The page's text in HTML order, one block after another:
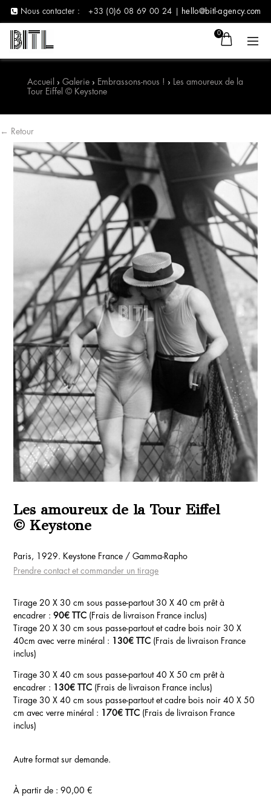
Nous contacter : +33 (0)6 08 69 00 24 | hello@bitl-agency.com
0
Accueil › Galerie› Embrassons-nous ! ›
Les amoureux de la
Tour Eiffel © Keystone
← Retour
Les amoureux de la Tour Eiffel
© Keystone
Paris, 1929. Keystone France / Gamma-Rapho
Prendre contact et commander un tirage
Tirage 20 X 30 cm sous passe-partout 30 X 40 cm prêt à
encadrer :90€ TTC (Frais de livraison France inclus)
Tirage 20 X 30 cm sous passe-partout et cadre bois noir 30 X
40cm avec verre minéral : 130€ TTC (Frais de livraison France
inclus)
Tirage 30 X 40 cm sous passe-partout 40 X 50 cm prêt à
encadrer : 130€ TTC (Frais de livraison France inclus)
Tirage 30 X 40 cm sous passe-partout et cadre bois noir 40 X 50
cm avec verre minéral : 170€ TTC (Frais de livraison France
inclus)
Autre format sur demande.
À partir de :90,00€